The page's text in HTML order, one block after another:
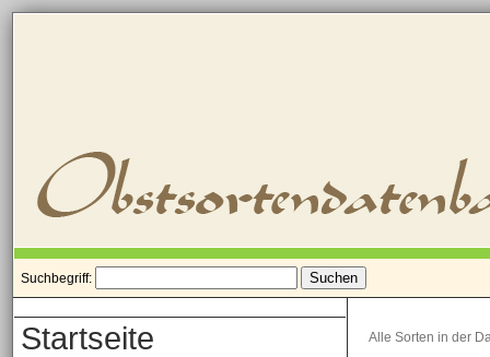
Suchbegriff:
Startseite
Alle Sorten in der